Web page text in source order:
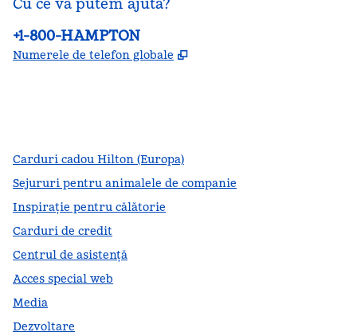
Telefon:
+1-800-HAMPTON
Numerele de telefon globale ,
Carduri cadou Hilton (Europa)
Sejururi pentru animalele de companie
Inspirație pentru călătorie
Carduri de credit
Centrul de asistență
Acces special web
Media
Dezvoltare